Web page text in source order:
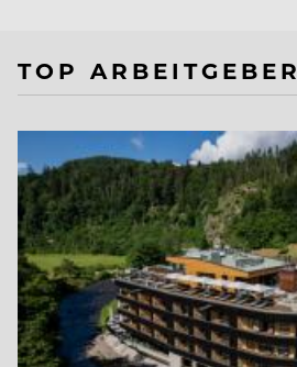
TOP ARBEITGEBER